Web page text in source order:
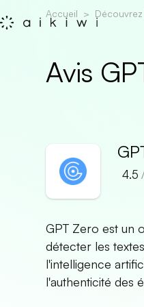
Accueil
Avis
4.5
GPT Zero est un
détecter les
l'intelligence
l'authenticité des